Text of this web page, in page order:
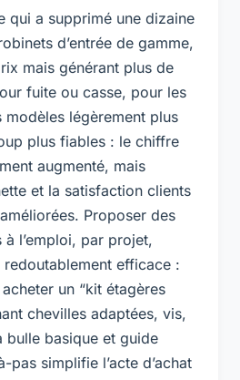
qui a supprimé une dizaine
d’entrée de gamme,
mais générant plus de
fuite ou casse, pour les
légèrement plus
plus fiables : le chiffre
augmenté, mais
et la satisfaction clients
Proposer des
l’emploi, par projet,
redoutablement efficace :
un “kit étagères
chevilles adaptées, vis,
bulle basique et guide
pas simplifie l’acte d’achat